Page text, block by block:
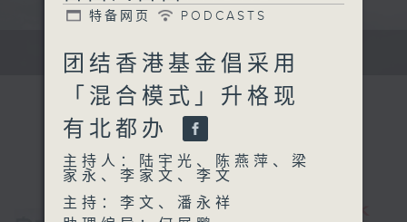
声音更立体 意见更多元
特备网页 PODCASTS
团结香港基金倡采用
「混合模式」升格现
有北都办
主持人：陆宇光、陈燕萍、梁
家永、李家文、李文
主持：李文、潘永祥